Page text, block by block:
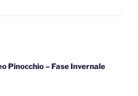
Pinocchio – Fase Invernale